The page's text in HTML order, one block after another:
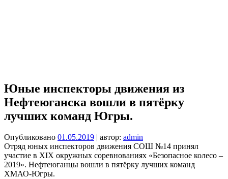
Юные инспекторы движения из
Нефтеюганска вошли в пятёрку
лучших команд Югры.
Опубликовано 01.05.2019 | автор: admin
Отряд юных инспекторов движения СОШ №14 принял
участие в ХIХ окружных соревнованиях «Безопасное колесо –
2019». Нефтеюганцы вошли в пятёрку лучших команд
ХМАО-Югры.